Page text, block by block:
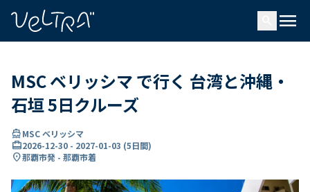
menu
MSC ベリッシマ で行く 台湾と沖縄・
石垣 5日クルーズ
directions_boatMSC ベリッシマ
card_travel2026-12-30 - 2027-01-03 (5日間)
location_on那覇市発 - 那覇市着